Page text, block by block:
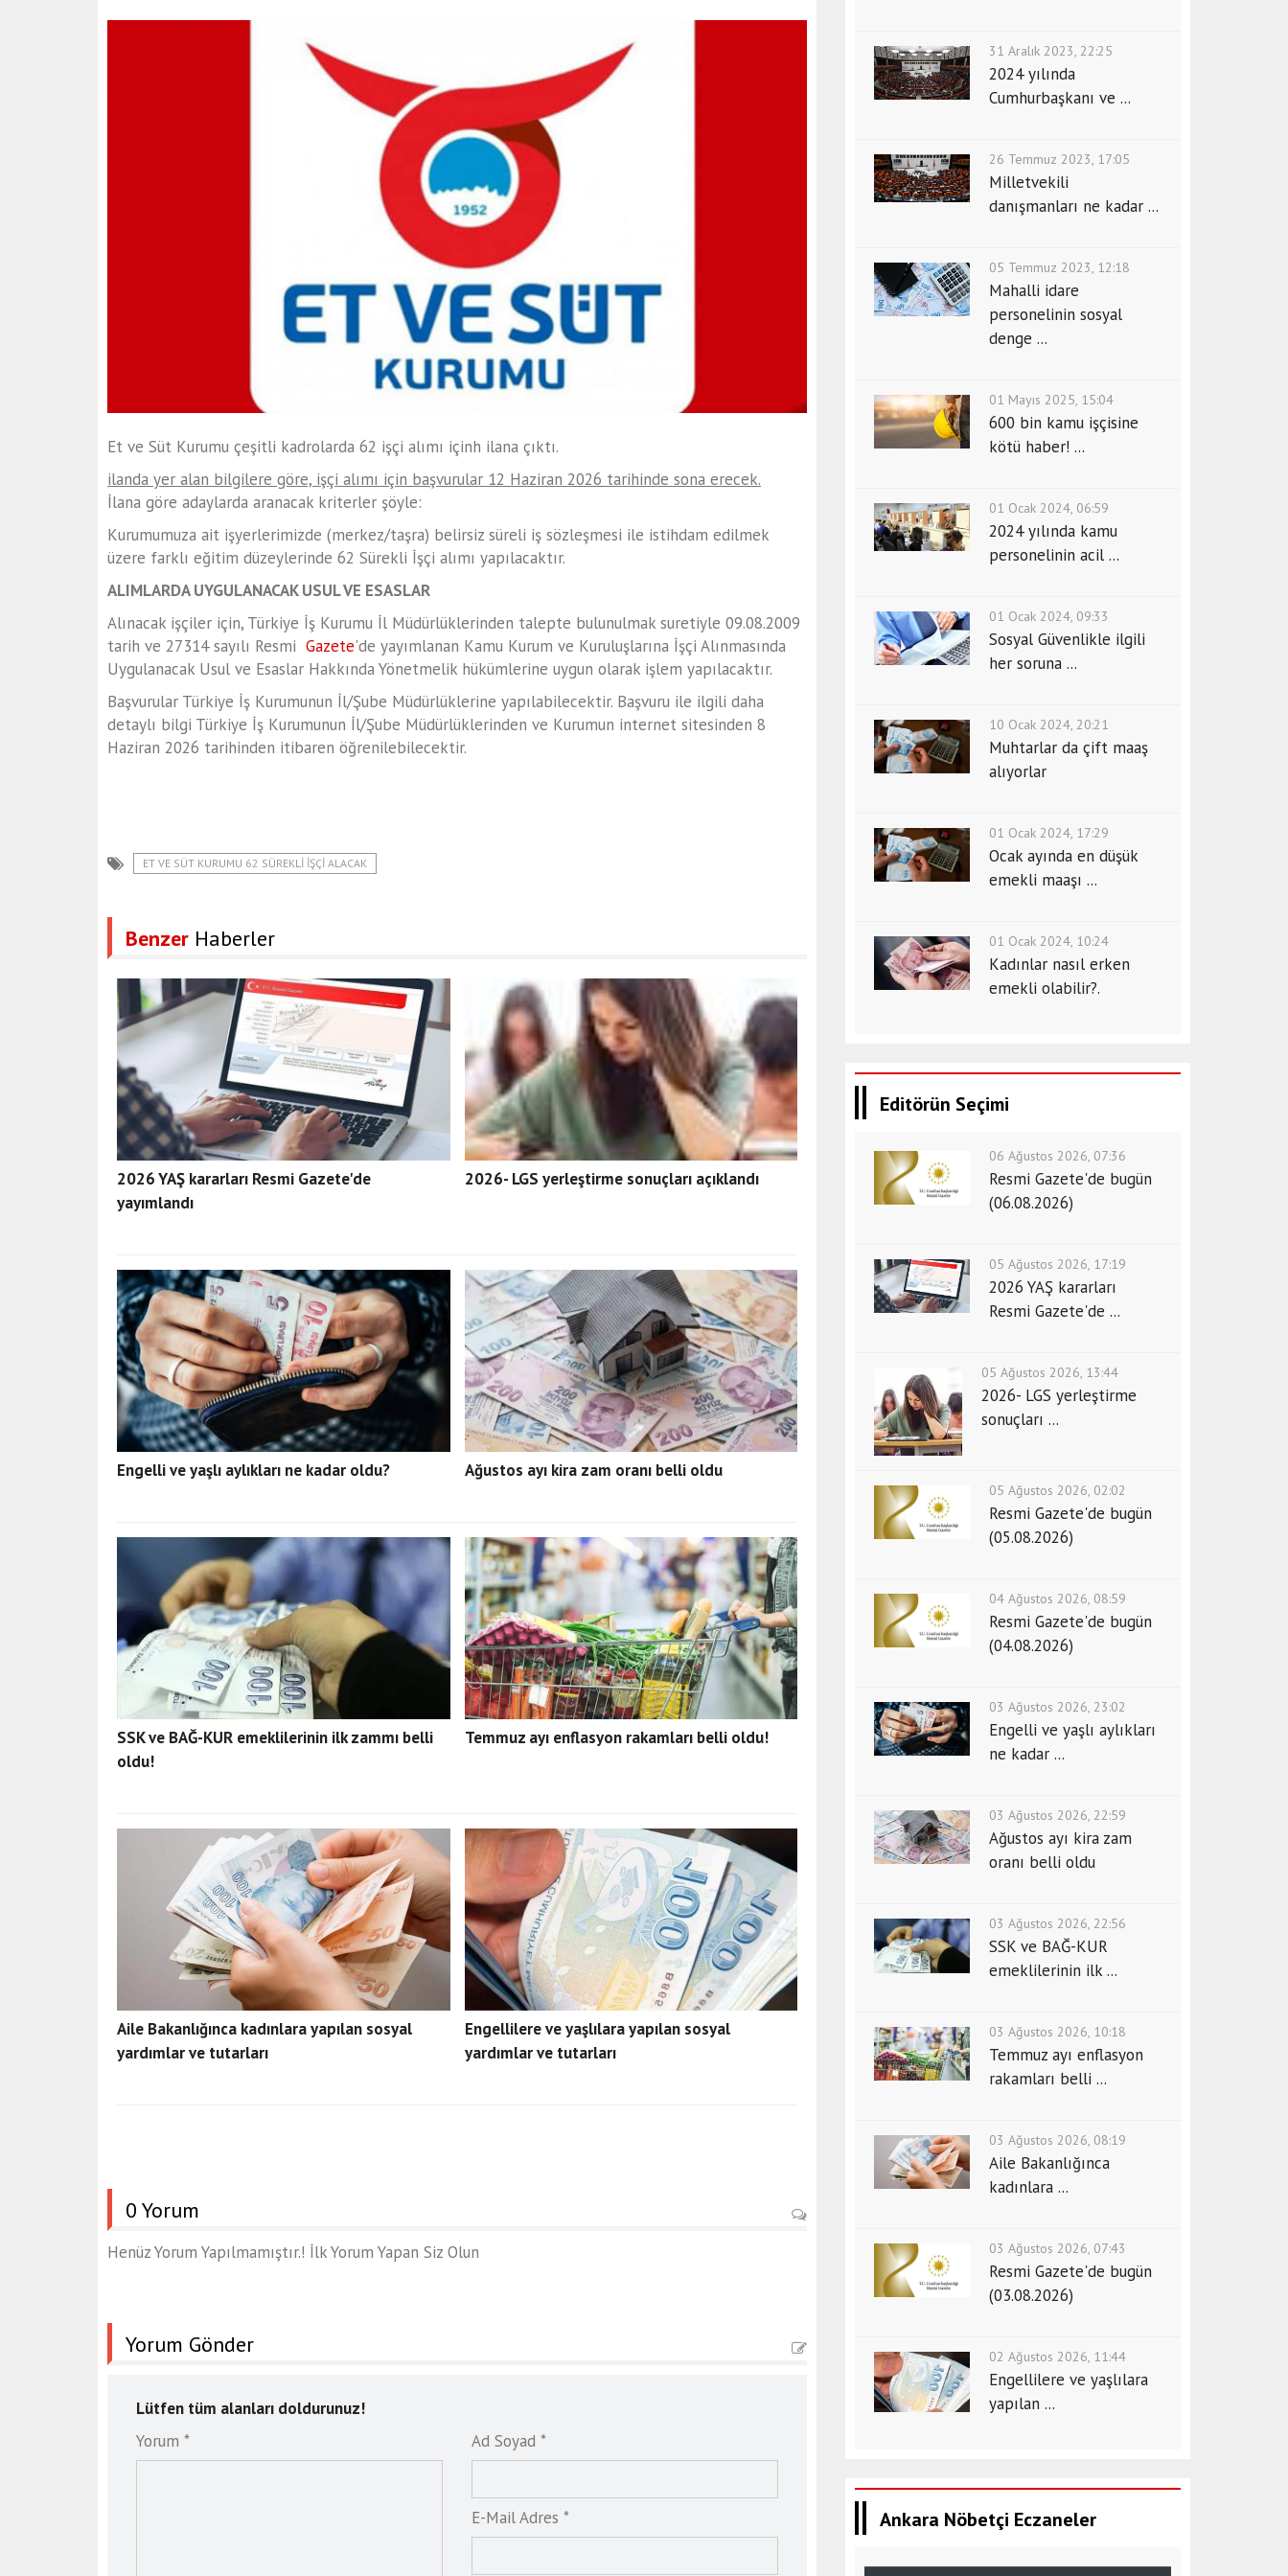
Et ve Süt Kurumu çeşitli kadrolarda 62 işçi alımı içinh ilana çıktı.
ilanda yer alan bilgilere göre, işçi alımı için başvurular 12 Haziran 2026 tarihinde sona erecek.
İlana göre adaylarda aranacak kriterler şöyle:
Kurumumuza ait işyerlerimizde (merkez/taşra) belirsiz süreli iş sözleşmesi ile istihdam edilmek
üzere farklı eğitim düzeylerinde 62 Sürekli İşçi alımı yapılacaktır.
ALIMLARDA UYGULANACAK USUL VE ESASLAR
Alınacak işçiler için, Türkiye İş Kurumu İl Müdürlüklerinden talepte bulunulmak suretiyle 09.08.2009
tarih ve 27314 sayılı Resmi Gazete'de yayımlanan Kamu Kurum ve Kuruluşlarına İşçi Alınmasında
Uygulanacak Usul ve Esaslar Hakkında Yönetmelik hükümlerine uygun olarak işlem yapılacaktır.
Başvurular Türkiye İş Kurumunun İl/Şube Müdürlüklerine yapılabilecektir. Başvuru ile ilgili daha
detaylı bilgi Türkiye İş Kurumunun İl/Şube Müdürlüklerinden ve Kurumun internet sitesinden 8
Haziran 2026 tarihinden itibaren öğrenilebilecektir.
ET VE SÜT KURUMU 62 SÜREKLI İŞÇI ALACAK
Benzer Haberler
2026 YAŞ kararları Resmi Gazete'de
yayımlandı
2026- LGS yerleştirme sonuçları açıklandı
Engelli ve yaşlı aylıkları ne kadar oldu? Ağustos ayı kira zam oranı belli oldu
SSK ve BAĞ-KUR emeklilerinin ilk zammı belli
oldu!
Temmuz ayı enflasyon rakamları belli oldu!
Aile Bakanlığınca kadınlara yapılan sosyal
yardımlar ve tutarları
Engellilere ve yaşlılara yapılan sosyal
yardımlar ve tutarları
0 Yorum
Henüz Yorum Yapılmamıştır.! İlk Yorum Yapan Siz Olun
Yorum Gönder
Lütfen tüm alanları doldurunuz!
Yorum *
Ad Soyad *
E-Mail Adres *
31 Aralık 2023, 22:25
2024 yılında
Cumhurbaşkanı ve ...
26 Temmuz 2023, 17:05
Milletvekili
danışmanları ne kadar ...
05 Temmuz 2023, 12:18
Mahalli idare
personelinin sosyal
denge ...
01 Mayıs 2025, 15:04
600 bin kamu işçisine
kötü haber! ...
01 Ocak 2024, 06:59
2024 yılında kamu
personelinin acil ...
01 Ocak 2024, 09:33
Sosyal Güvenlikle ilgili
her soruna ...
10 Ocak 2024, 20:21
Muhtarlar da çift maaş
alıyorlar
01 Ocak 2024, 17:29
Ocak ayında en düşük
emekli maaşı ...
01 Ocak 2024, 10:24
Kadınlar nasıl erken
emekli olabilir?.
Editörün Seçimi
06 Ağustos 2026, 07:36
Resmi Gazete'de bugün
(06.08.2026)
05 Ağustos 2026, 17:19
2026 YAŞ kararları
Resmi Gazete'de ...
05 Ağustos 2026, 13:44
2026- LGS yerleştirme
sonuçları ...
05 Ağustos 2026, 02:02
Resmi Gazete'de bugün
(05.08.2026)
04 Ağustos 2026, 08:59
Resmi Gazete'de bugün
(04.08.2026)
03 Ağustos 2026, 23:02
Engelli ve yaşlı aylıkları
ne kadar ...
03 Ağustos 2026, 22:59
Ağustos ayı kira zam
oranı belli oldu
03 Ağustos 2026, 22:56
SSK ve BAĞ-KUR
emeklilerinin ilk ...
03 Ağustos 2026, 10:18
Temmuz ayı enflasyon
rakamları belli ...
03 Ağustos 2026, 08:19
Aile Bakanlığınca
kadınlara ...
03 Ağustos 2026, 07:43
Resmi Gazete'de bugün
(03.08.2026)
02 Ağustos 2026, 11:44
Engellilere ve yaşlılara
yapılan ...
Ankara Nöbetçi Eczaneler